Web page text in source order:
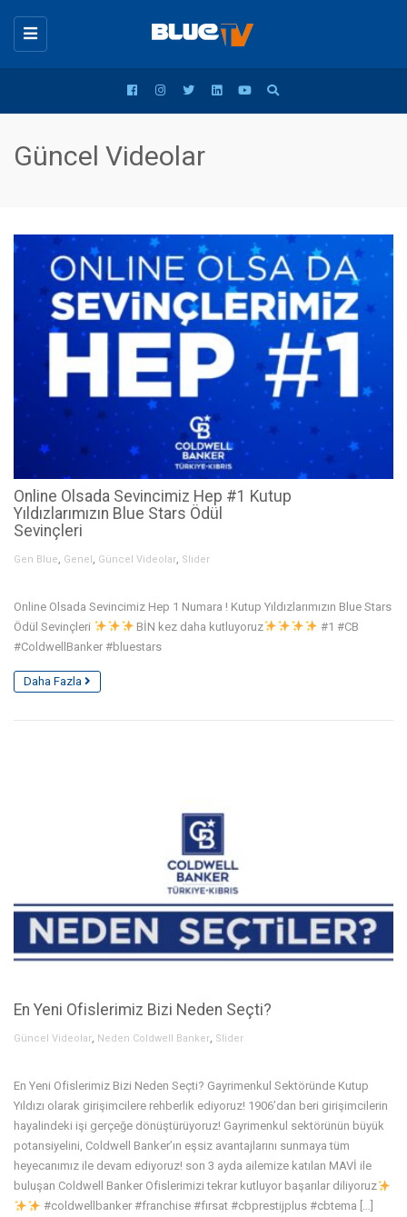
Toggle
navigation
Güncel Videolar
Online Olsada Sevincimiz Hep #1 Kutup
Yıldızlarımızın Blue Stars Ödül
Sevinçleri
Gen Blue, Genel , Güncel Videolar, Slider
Online Olsada Sevincimiz Hep 1 Numara ! Kutup Yıldızlarımızın Blue Stars
Ödül Sevinçleri
BİN kez daha kutluyoruz
#1 #CB
#ColdwellBanker #bluestars
Daha Fazla
En Yeni Ofislerimiz Bizi Neden Seçti?
Güncel Videolar, Neden Coldwell Banker, Slider
En Yeni Ofislerimiz Bizi Neden Seçti? Gayrimenkul Sektöründe Kutup
Yıldızı olarak girişimcilere rehberlik ediyoruz! 1906’dan beri girişimcilerin
hayalindeki işi gerçeğe dönüştürüyoruz! Gayrimenkul sektörünün büyük
potansiyelini, Coldwell Banker’ın eşsiz avantajlarını sunmaya tüm
heyecanımız ile devam ediyoruz! son 3 ayda ailemize katılan MAVİ ile
buluşan Coldwell Banker Ofislerimizi tekrar kutluyor başarılar diliyoruz
#coldwellbanker #franchise #fırsat #cbprestijplus #cbtema […]